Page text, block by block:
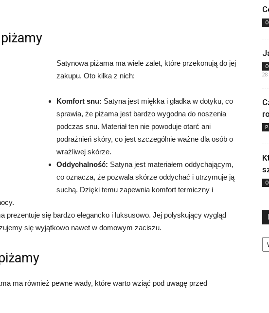
Satynowa piżama ma wiele zalet, które przekonują do jej
zakupu. Oto kilka z nich:
Komfort snu: Satyna jest miękka i gładka w dotyku, co
sprawia, że piżama jest bardzo wygodna do noszenia
podczas snu. Materiał ten nie powoduje otarć ani
podrażnień skóry, co jest szczególnie ważne dla osób o
wrażliwej skórze.
Oddychalność: Satyna jest materiałem oddychającym,
co oznacza, że ​​pozwala skórze oddychać i utrzymuje ją
suchą. Dzięki temu zapewnia komfort termiczny i
prezentuje się bardzo elegancko i luksusowo. Jej połyskujący wygląd
się wyjątkowo nawet w domowym zaciszu.
ma również pewne wady, które warto wziąć pod uwagę przed